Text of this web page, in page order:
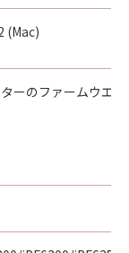
製物のす
。
します。
as that
1995),
terms are
(Mac)
ーのファームウエ